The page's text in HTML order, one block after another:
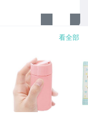
看全部